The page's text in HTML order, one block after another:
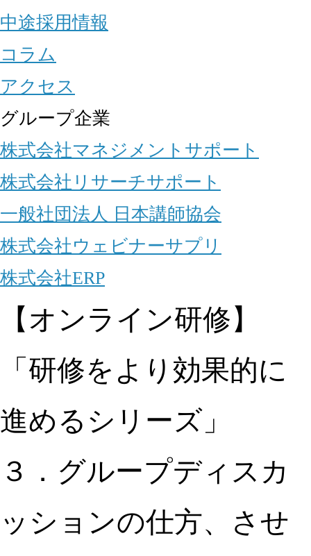
中途採用情報
コラム
アクセス
グループ企業
株式会社マネジメントサポート
株式会社リサーチサポート
一般社団法人 日本講師協会
株式会社ウェビナーサプリ
株式会社ERP
【オンライン研修】
「研修をより効果的に
進めるシリーズ」
３．グループディスカ
ッションの仕方、させ